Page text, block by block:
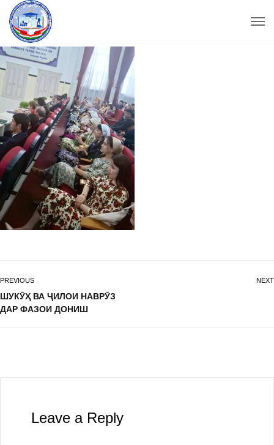
PREVIOUS
ШУКӮҲ ВА ҶИЛОИ НАВРӮЗ
ДАР ФАЗОИ ДОНИШ
NEXT
Leave a Reply